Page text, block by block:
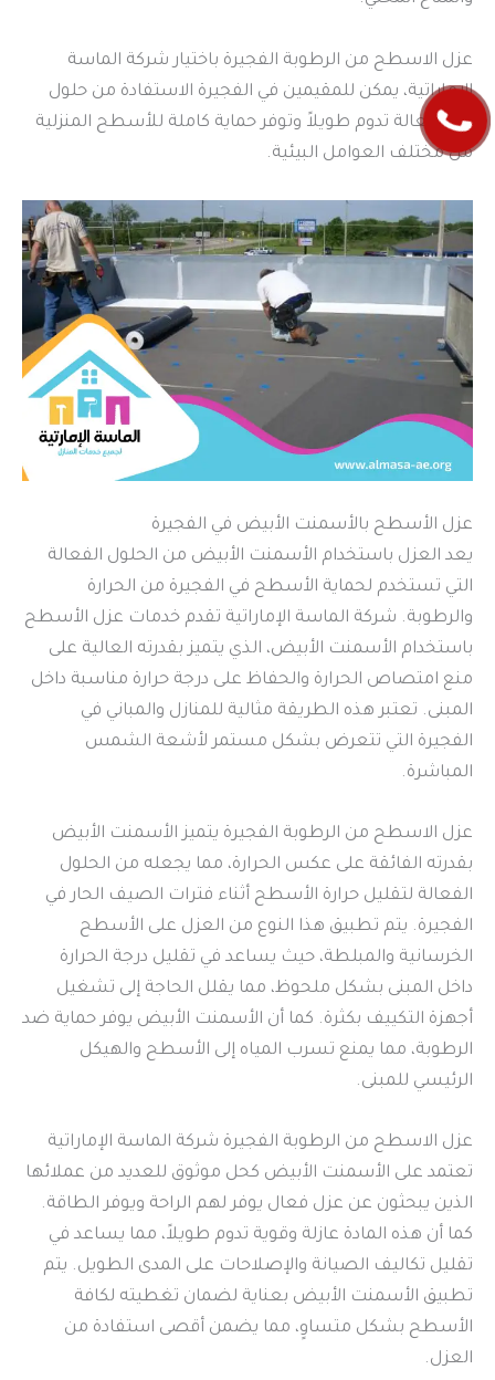
عزل الاسطح من الرطوبة الفجيرة باختيار شركة الماسة
الإماراتية، يمكن للمقيمين في الفجيرة الاستفادة من حلول
عزل فعالة تدوم طويلاً وتوفر حماية كاملة للأسطح المنزلية
من مختلف العوامل البيئية.
عزل الأسطح بالأسمنت الأبيض في الفجيرة
يعد العزل باستخدام الأسمنت الأبيض من الحلول الفعالة
التي تستخدم لحماية الأسطح في الفجيرة من الحرارة
والرطوبة. شركة الماسة الإماراتية تقدم خدمات عزل الأسطح
باستخدام الأسمنت الأبيض، الذي يتميز بقدرته العالية على
منع امتصاص الحرارة والحفاظ على درجة حرارة مناسبة داخل
المبنى. تعتبر هذه الطريقة مثالية للمنازل والمباني في
الفجيرة التي تتعرض بشكل مستمر لأشعة الشمس
المباشرة.
عزل الاسطح من الرطوبة الفجيرة يتميز الأسمنت الأبيض
بقدرته الفائقة على عكس الحرارة، مما يجعله من الحلول
الفعالة لتقليل حرارة الأسطح أثناء فترات الصيف الحار في
الفجيرة. يتم تطبيق هذا النوع من العزل على الأسطح
الخرسانية والمبلطة، حيث يساعد في تقليل درجة الحرارة
داخل المبنى بشكل ملحوظ، مما يقلل الحاجة إلى تشغيل
أجهزة التكييف بكثرة. كما أن الأسمنت الأبيض يوفر حماية ضد
الرطوبة، مما يمنع تسرب المياه إلى الأسطح والهيكل
الرئيسي للمبنى.
عزل الاسطح من الرطوبة الفجيرة شركة الماسة الإماراتية
تعتمد على الأسمنت الأبيض كحل موثوق للعديد من عملائها
الذين يبحثون عن عزل فعال يوفر لهم الراحة ويوفر الطاقة.
كما أن هذه المادة عازلة وقوية تدوم طويلاً، مما يساعد في
تقليل تكاليف الصيانة والإصلاحات على المدى الطويل. يتم
تطبيق الأسمنت الأبيض بعناية لضمان تغطيته لكافة
الأسطح بشكل متساوٍ، مما يضمن أقصى استفادة من
العزل.